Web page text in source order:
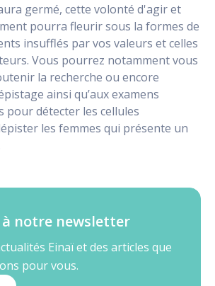
germé, cette volonté d'agir et
pourra fleurir sous la formes de
insufflés par vos valeurs et celles
Vous pourrez notamment vous
la recherche ou encore
ainsi qu’aux examens
pour détecter les cellules
les femmes qui présente un
à notre newsletter
Einaï et des articles que
pour vous.